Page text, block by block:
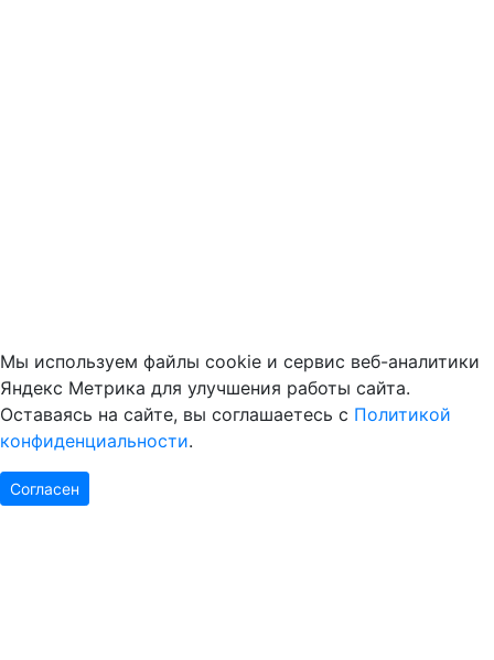
Мы используем файлы cookie и сервис веб-аналитики
Яндекс Метрика для улучшения работы сайта.
Оставаясь на сайте, вы соглашаетесь с Политикой
конфиденциальности.
Согласен